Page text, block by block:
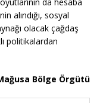
alındığı, sosyal
olacak çağdaş
politikalardan
Bölge Örgütü